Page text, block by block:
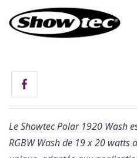
Le Showtec Polar 1920 Wash
RGBW Wash de 19 x 20 watts